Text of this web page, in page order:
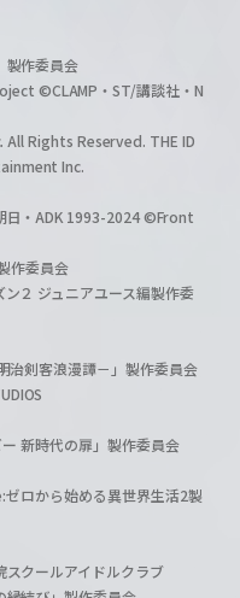
作委員会
©CLAMP・ST/講談社・N
All Rights Reserved. THE ID
Inc.
日・ADK 1993-2024 ©Front
作委員会
２ ジュニアユース編製作委
治剣客浪漫譚－」製作委員会
新時代の扉」製作委員会
ロから始める異世界生活2製
クールアイドルクラブ